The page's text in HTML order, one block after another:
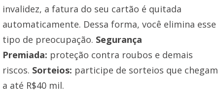
invalidez, a fatura do seu cartão é quitada
automaticamente. Dessa forma, você elimina esse
tipo de preocupação. Segurança
Premiada: proteção contra roubos e demais
riscos. Sorteios: participe de sorteios que chegam
a até R$40 mil.